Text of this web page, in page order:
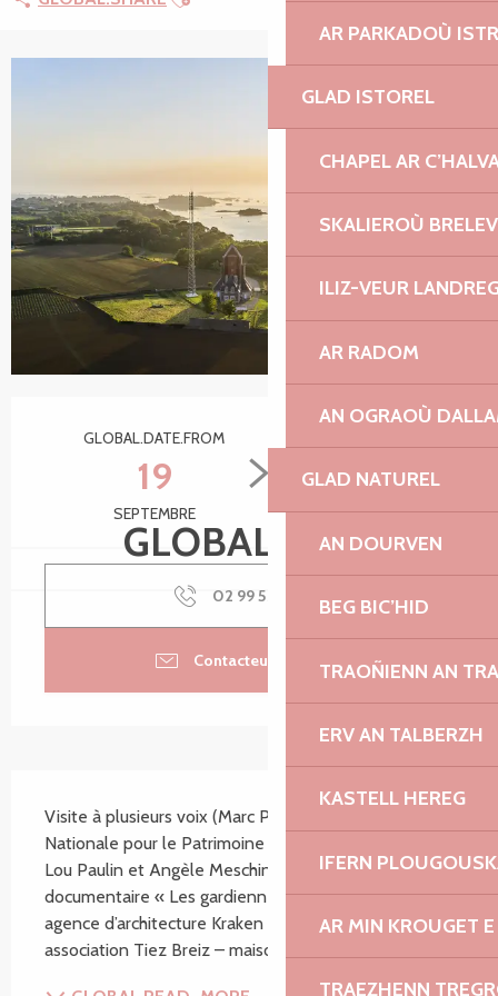
AR PARKADOÙ ISTR
GLAD ISTOREL
CHAPEL AR
SKALIEROÙ
ILIZ-VEUR
AR RADOM
AN OGRAOÙ
GLAD NATUREL
AN DOURVEN
BEG BIC’HID
TRAOÑIENN AN
ERV AN TALBERZH
KASTELL HEREG
IFERN
AR MIN KROUGET
TRAEZHENN
GLOBAL.DATE.FROM
19
SEPTEMBRE
20
SEPTEMBRE
GLOBAL.FREE
02 99 53 53 ▒▒
Contacteur par email
Visite à plusieurs voix (Marc Pointud, Société
Nationale pour le Patrimoine et Phares et Balises,
Lou Paulin et Angèle Meschin, réalisatrices du film
documentaire « Les gardiennes », Florent Guiziou,
agence d’architecture Kraken et Anne Carrié,
association Tiez Breiz – maisons et Paysages de...